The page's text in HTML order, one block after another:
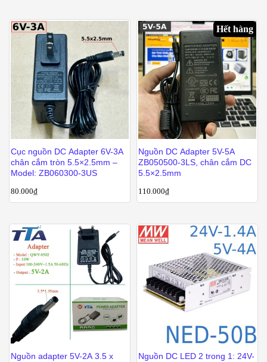
Cục nguồn DC Adapter 6V-3A
chân cắm tròn 5.5×2.5mm –
Model: ZB060300-3US
80.000₫
Hết hàng
Nguồn DC Adapter 5V-5A
ZB050500-3LS, chân cắm DC
5.5×2.5mm
110.000₫
Nguồn adapter 5V-2A 3.5 x
Nguồn DC LED 2 trong 1: 24V-